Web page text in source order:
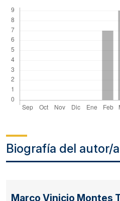
Biografía del autor/a
Marco Vinicio Montes